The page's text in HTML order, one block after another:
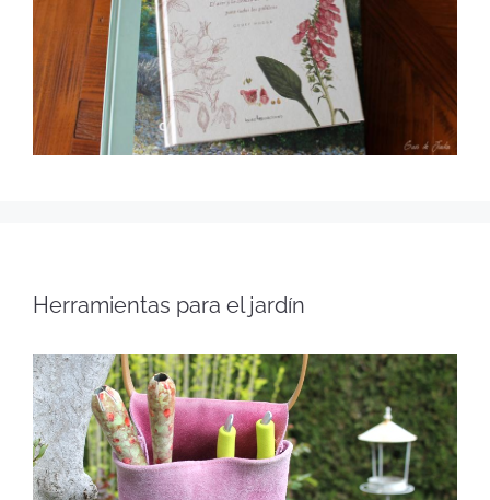
Herramientas para el jardín